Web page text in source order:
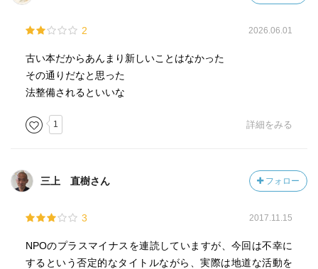
2 2026.06.01
古い本だからあんまり新しいことはなかった
その通りだなと思った
法整備されるといいな
1 詳細をみる
三上 直樹さん フォロー
3 2017.11.15
NPOのプラスマイナスを連読していますが、今回は不幸に
するという否定的なタイトルながら、実際は地道な活動を